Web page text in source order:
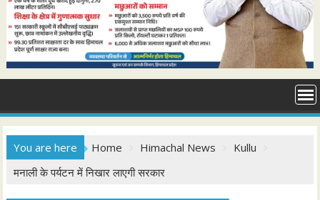
You are here Home Himachal News
Kullu
मनाली के पर्यटन में निखार लाएगी सरकार